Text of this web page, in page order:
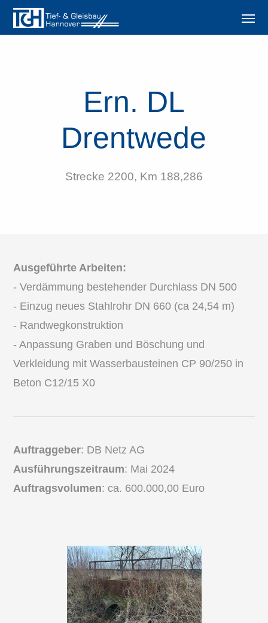
Ern. DL
Drentwede
Strecke 2200, Km 188,286
Ausgeführte Arbeiten:
- Verdämmung bestehender Durchlass DN 500
- Einzug neues Stahlrohr DN 660 (ca 24,54 m)
- Randwegkonstruktion
- Anpassung Graben und Böschung und
Verkleidung mit Wasserbausteinen CP 90/250 in
Beton C12/15 X0
Auftraggeber: DB Netz AG
Ausführungszeitraum: Mai 2024
Auftragsvolumen: ca. 600.000,00 Euro